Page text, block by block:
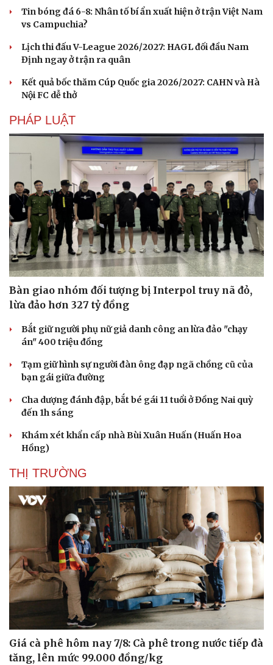
Sân khấu - Điện ảnh
Văn học
Âm nhạc
Tin bóng đá 6-8: Nhân tố bí ẩn xuất hiện ở trận Việt Nam
vs Campuchia?
Lịch thi đấu V-League 2026/2027: HAGL đối đầu Nam
Định ngay ở trận ra quân
Kết quả bốc thăm Cúp Quốc gia 2026/2027: CAHN và Hà
Nội FC dễ thở
PHÁP LUẬT
Bàn giao nhóm đối tượng bị Interpol truy nã đỏ,
lừa đảo hơn 327 tỷ đồng
Bắt giữ người phụ nữ giả danh công an lừa đảo "chạy
án" 400 triệu đồng
Tạm giữ hình sự người đàn ông đạp ngã chồng cũ của
bạn gái giữa đường
Cha dượng đánh đập, bắt bé gái 11 tuổi ở Đồng Nai quỳ
đến 1h sáng
Khám xét khẩn cấp nhà Bùi Xuân Huấn (Huấn Hoa
Hồng)
THỊ TRƯỜNG
Giá cà phê hôm nay 7/8: Cà phê trong nước tiếp đà
tăng, lên mức 99.000 đồng/kg